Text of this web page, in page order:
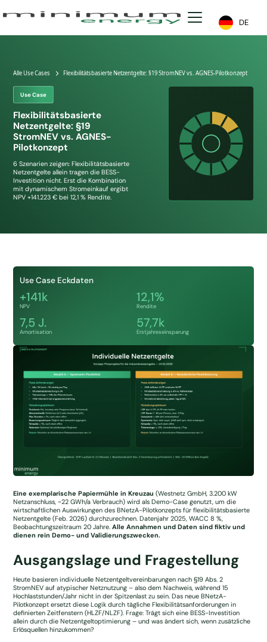
DE
Alle Use Cases Flexibilitätsbasierte Netzentgelte: §19 StromNEV vs. AGNES-Pilotkonzept
Use Case
Flexibilitätsbasierte
Netzentgelte: §19
StromNEV vs. AGNES-
Pilotkonzept
6 Szenarien zeigen: Flexibilitätsbasierte
Netzentgelte allein tragen die BESS-
Investition nicht. Erst die Kombination
mit dynamischem Stromeinkauf ergibt
NPV +141.223 € bei 12,1 % Rendite.
Use Case Eckdaten
+141k
NPV
12,1%
Rendite
7,5 J.
Amortisation
57,7k
Erstjahreseinsparung
Eine exemplarische Papiermühle in Kreuzau (Westnetz GmbH, 3.200 kW
Netzanschluss, ~22 GWh/a Verbrauch) wird als Demo-Case genutzt, um die
wirtschaftlichen Auswirkungen des BNetzA-Pilotkonzepts für flexibilitätsbasierte
Netzentgelte (Feb. 2026) durchzurechnen. Datenjahr 2025, WACC 8 %,
Beobachtungszeitraum 20 Jahre.Alle Annahmen und Daten sind fiktiv und
dienen rein Demo- und Validierungszwecken.
Ausgangslage und Fragestellung
Heute basieren individuelle Netzentgeltvereinbarungen nach §19 Abs. 2
StromNEV auf atypischer Netznutzung – also dem Nachweis, während 15
Hochlaststunden/Jahr nicht in der Spitzenlast zu sein. Das neue BNetzA-
Pilotkonzept ersetzt diese Logik durch tägliche Flexibilitätsanforderungen in
definierten Zeitfenstern (HLZF/NLZF). Frage: Trägt sich eine BESS-Investition
allein durch die Netzentgeltoptimierung – und was ändert sich, wenn zusätzliche
Erlösquellen hinzukommen?